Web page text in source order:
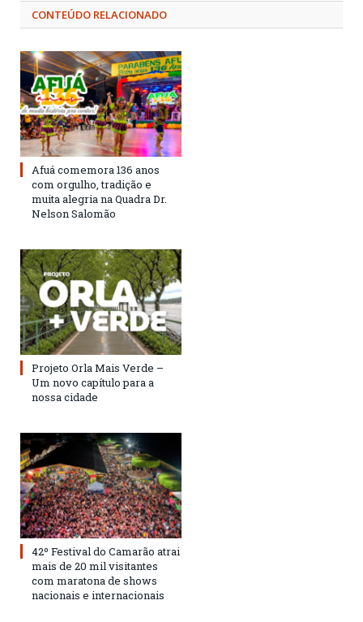
CONTEÚDO RELACIONADO
Afuá comemora 136 anos
com orgulho, tradição e
muita alegria na Quadra Dr.
Nelson Salomão
Projeto Orla Mais Verde –
Um novo capítulo para a
nossa cidade
42º Festival do Camarão atrai
mais de 20 mil visitantes
com maratona de shows
nacionais e internacionais